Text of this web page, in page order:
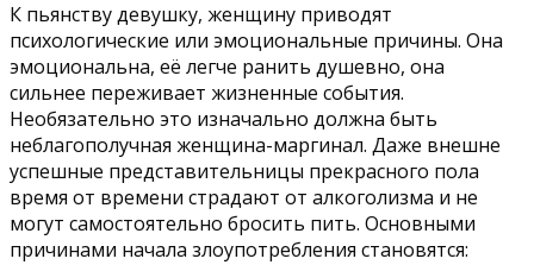
К пьянству девушку, женщину приводят
психологические или эмоциональные причины. Она
эмоциональна, её легче ранить душевно, она
сильнее переживает жизненные события.
Необязательно это изначально должна быть
неблагополучная женщина-маргинал. Даже внешне
успешные представительницы прекрасного пола
время от времени страдают от алкоголизма и не
могут самостоятельно бросить пить. Основными
причинами начала злоупотребления становятся: